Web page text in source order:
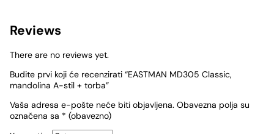
Reviews
There are no reviews yet.
Budite prvi koji će recenzirati “EASTMAN MD305 Classic,
mandolina A-stil + torba”
Vaša adresa e-pošte neće biti objavljena. Obavezna polja su
označena sa * (obavezno)